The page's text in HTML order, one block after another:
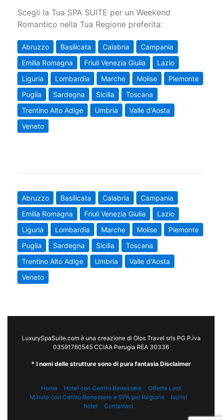
Scegli la Tua SPA SUITE per un Weekend
Romantico nella Tua Regione preferita:
Abruzzo Basilicata Calabria
Campania
Emilia Romagna
Friuli Venezia Giulia
Lazio
Liguria
Lombardia Marche Molise
Piemonte
Puglia
Sardegna Sicilia
Toscana
Trentino Alto Adige
Umbria
Valle d'Aosta
Veneto
Abruzzo Basilicata Calabria
Campania
Emilia Romagna
Friuli Venezia Giulia
Lazio
Liguria
Lombardia Marche Molise
Piemonte
Puglia
Sardegna Sicilia
Toscana
Trentino Alto Adige
Umbria
Valle d'Aosta
Veneto
LuxurySpaSuite.com è una creazione di Olos Travel srls PG P.iva
03591760545 CCIAA Perugia REA 30336
* I nomi delle strutture sono di pura fantasia Disclaimer
Home Hotel con Centro Benessere
Offerte Last
Minute con Centro Benessere e SPA per Regione
Iscrivi
hotel
Contattaci